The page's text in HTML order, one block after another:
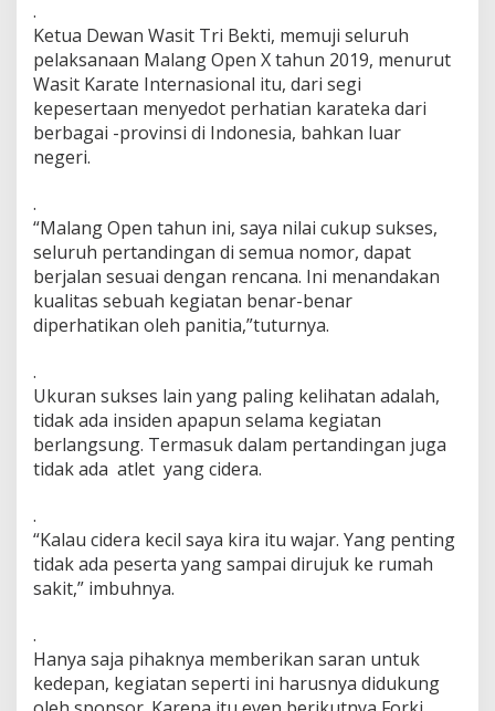
.
Ketua Dewan Wasit Tri Bekti, memuji seluruh
pelaksanaan Malang Open X tahun 2019, menurut
Wasit Karate Internasional itu, dari segi
kepesertaan menyedot perhatian karateka dari
berbagai -provinsi di Indonesia, bahkan luar
negeri.
.
“Malang Open tahun ini, saya nilai cukup sukses,
seluruh pertandingan di semua nomor, dapat
berjalan sesuai dengan rencana. Ini menandakan
kualitas sebuah kegiatan benar-benar
diperhatikan oleh panitia,”tuturnya.
.
Ukuran sukses lain yang paling kelihatan adalah,
tidak ada insiden apapun selama kegiatan
berlangsung. Termasuk dalam pertandingan juga
tidak ada atlet yang cidera.
.
“Kalau cidera kecil saya kira itu wajar. Yang penting
tidak ada peserta yang sampai dirujuk ke rumah
sakit,” imbuhnya.
.
Hanya saja pihaknya memberikan saran untuk
kedepan, kegiatan seperti ini harusnya didukung